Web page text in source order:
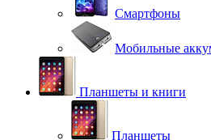
Смартфоны
Мобильные
Планшеты и книги
Планшеты